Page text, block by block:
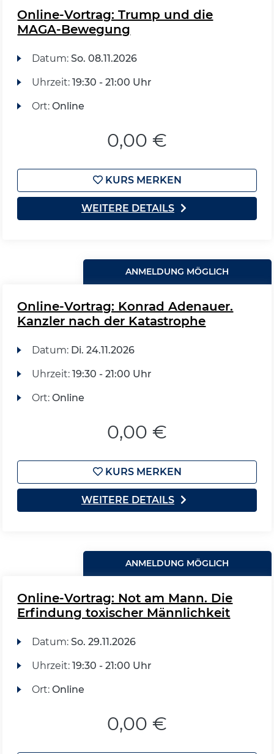
Online-Vortrag: Trump und die
MAGA-Bewegung
Datum: So. 08.11.2026
Uhrzeit: 19:30 - 21:00 Uhr
Ort: Online
0,00 €
KURS MERKEN
WEITERE DETAILS
ANMELDUNG MÖGLICH
Online-Vortrag: Konrad Adenauer.
Kanzler nach der Katastrophe
Datum: Di. 24.11.2026
Uhrzeit: 19:30 - 21:00 Uhr
Ort: Online
0,00 €
KURS MERKEN
WEITERE DETAILS
ANMELDUNG MÖGLICH
Online-Vortrag: Not am Mann. Die
Erfindung toxischer Männlichkeit
Datum: So. 29.11.2026
Uhrzeit: 19:30 - 21:00 Uhr
Ort: Online
0,00 €